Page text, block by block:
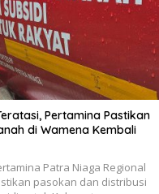
Pertamina Pastikan
di Wamena Kembali
Patra Niaga Regional
pasokan dan distribusi